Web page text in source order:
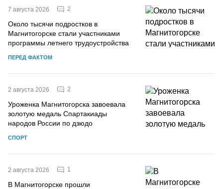
7 августа 2026 2
Около тысячи подростков в
Магнитогорске стали участниками
программы летнего трудоустройства
ПЕРЕД ФАКТОМ
2 августа 2026 2
Уроженка Магнитогорска завоевала
золотую медаль Спартакиады
народов России по дзюдо
СПОРТ
2 августа 2026 1
В Магнитогорске прошли